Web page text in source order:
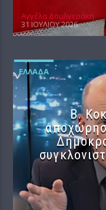
Αγγέλα Δουλγεράκη
31 ΙΟΥΛΊΟΥ 2026
ΕΛΛΆΔΑ
Β.